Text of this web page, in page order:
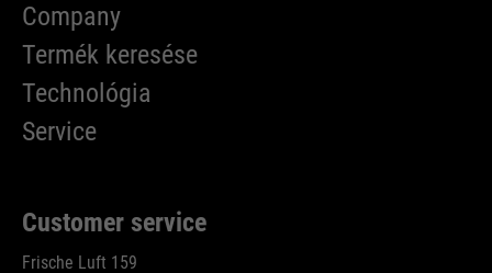
Company
Termék keresése
Technológia
Service
Customer service
Frische Luft 159